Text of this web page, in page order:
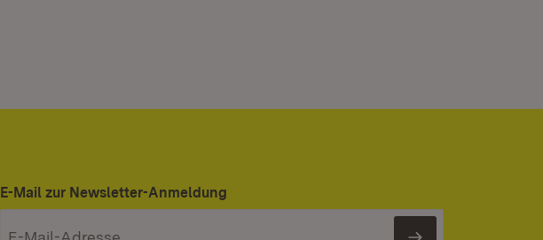
E-Mail zur Newsletter-Anmeldung